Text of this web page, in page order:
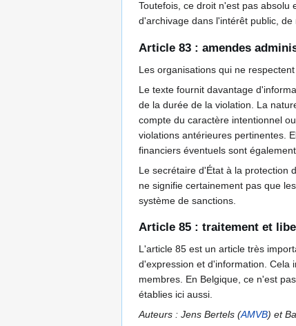
Toutefois, ce droit n'est pas
d'archivage dans l'intérêt public,
Article 83 : amendes
Les organisations qui ne
Le texte fournit davantage
de la durée de la violation. La
compte du caractère intentionnel
violations antérieures pertinentes.
financiers éventuels sont
Le secrétaire d'État à la protection
ne signifie certainement pas que
système de sanctions.
Article 85 : traitement et
L'article 85 est un article très
d'expression et d'information. Cela
membres. En Belgique, ce n'est
établies ici aussi.
Auteurs : Jens Bertels (AMVB) et